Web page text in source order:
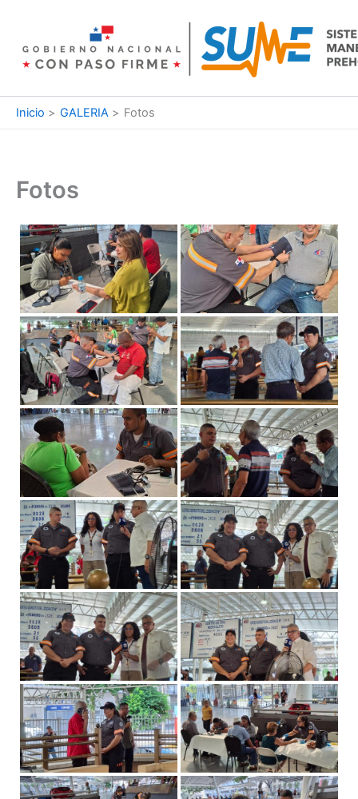
contenido
Inicio GALERIA Fotos
Fotos